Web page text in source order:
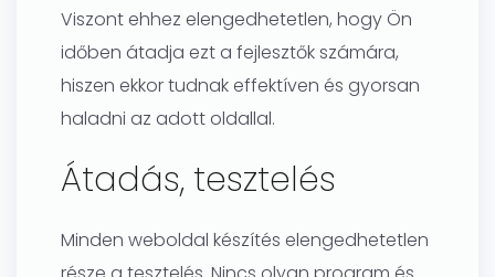
Viszont ehhez elengedhetetlen, hogy Ön
időben átadja ezt a fejlesztők számára,
hiszen ekkor tudnak effektíven és gyorsan
haladni az adott oldallal.
Átadás, tesztelés
Minden weboldal készítés elengedhetetlen